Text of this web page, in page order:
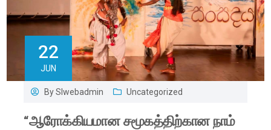
22
JUN
BySlwebadmin Uncategorized
“ஆரோக்கியமான சமூகத்திற்கான நாம்